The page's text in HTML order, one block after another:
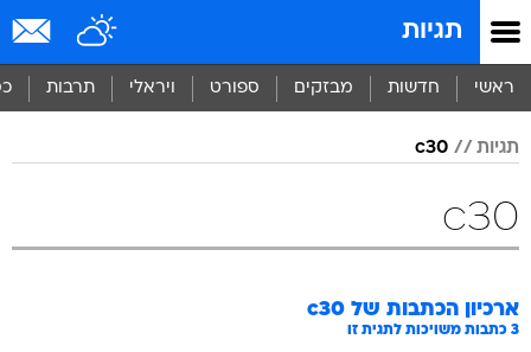
תגיות
ראשי חדשות מבזקים ספורט ויראלי תרבות
תגיות c30
c30
ארכיון הכתבות של c30
3 כתבות משויכות לתגית זו